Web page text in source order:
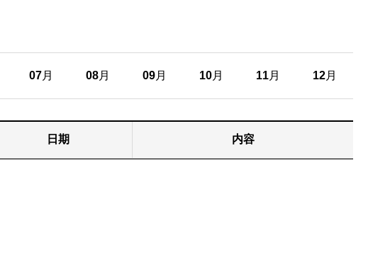
07月 08月 09月 10月 11月 12月
日期 内容